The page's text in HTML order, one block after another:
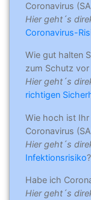
Coronavirus
Hier geht´s
Coronavirus-
Wie gut halten
zum Schutz vor
Hier geht´s
richtigen
Wie hoch ist Ihr
Coronavirus
Hier geht´s
Infektionsrisiko?
Habe ich
Hier geht´s